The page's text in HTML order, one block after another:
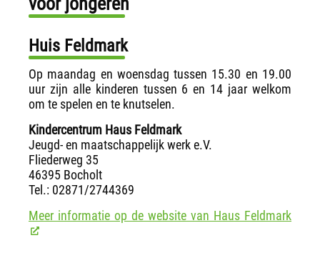
Huis Feldmark
Op maandag en woensdag tussen 15.30 en 19.00
uur zijn alle kinderen tussen 6 en 14 jaar welkom
om te spelen en te knutselen.
Kindercentrum Haus Feldmark
Jeugd- en maatschappelijk werk e.V.
Fliederweg 35
46395 Bocholt
Tel.: 02871/2744369
Meer informatie op de website van Haus Feldmark